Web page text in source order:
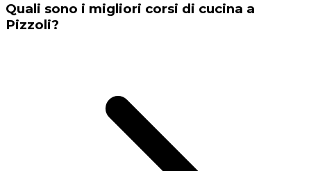
Quali sono i migliori corsi di cucina a
Pizzoli?